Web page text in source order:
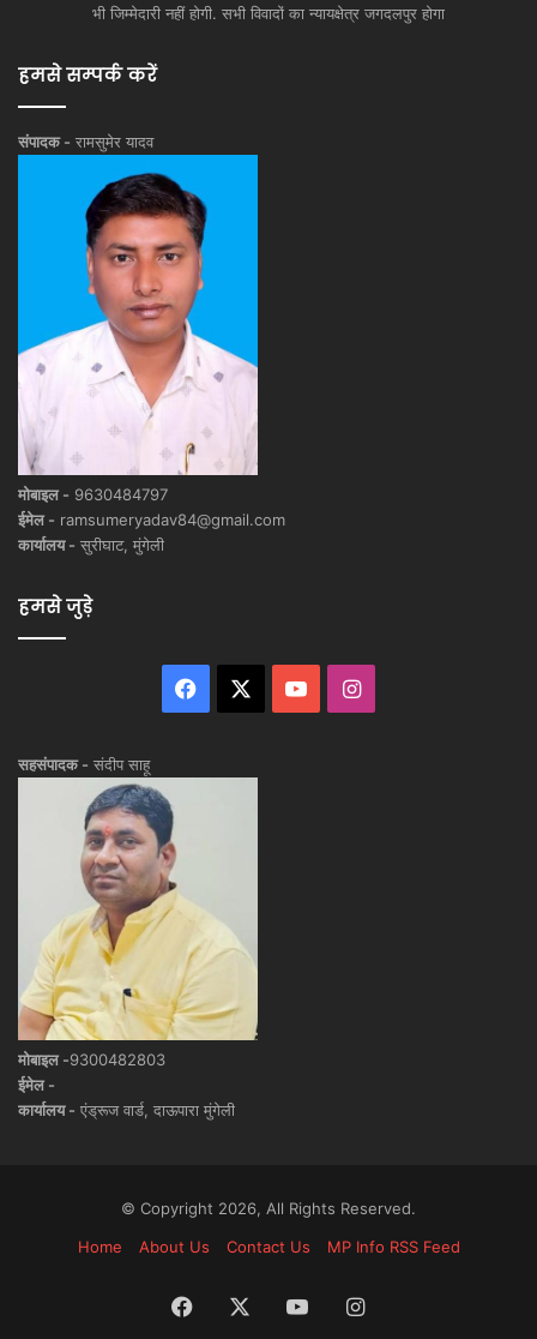
भी जिम्मेदारी नहीं होगी. सभी विवादों का न्यायक्षेत्र जगदलपुर होगा
हमसे सम्पर्क करें
संपादक - रामसुमेर यादव
मोबाइल - 9630484797
ईमेल - ramsumeryadav84@gmail.com
कार्यालय - सुरीघाट, मुंगेली
हमसे जुड़े
Facebook YouTubeInstagram
सहसंपादक - संदीप साहू
मोबाइल -9300482803
ईमेल -
कार्यालय - एंड्रूज वार्ड, दाऊपारा मुंगेली
© Copyright 2026, All Rights Reserved.
Home
About Us Contact Us MP Info RSS Feed
Facebook YouTubeInstagram